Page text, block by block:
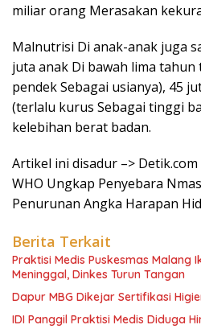
miliar orang Merasakan
Malnutrisi Di anak-anak juga
juta anak Di bawah lima
pendek Sebagai usianya), 45
(terlalu kurus Sebagai tinggi
kelebihan berat badan.
Artikel ini disadur –>
WHO Ungkap Penyebara
Penurunan Angka Harapan
Berita Terkait
Praktisi Medis Puskesmas Malang
Meninggal, Dinkes Turun Tangan
Dapur MBG Dikejar Sertifikasi
IDI Panggil Praktisi Medis Diduga